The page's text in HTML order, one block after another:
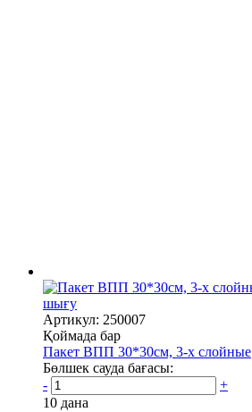
шығу
Артикул: 250007
Қоймада бар
Пакет ВПП 30*30см, 3-х слойные
Бөлшек сауда бағасы:
-
+
10 дана